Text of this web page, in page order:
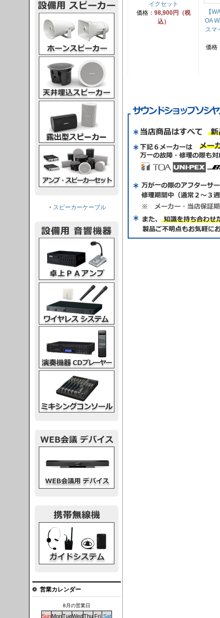
イクセット
価格： 98,900円（税
込）
【
OA
スマ
価格
・ スピーカーケーブル
営業カレンダー
8月の営業日
SunMonTueWedThu Fri Sat